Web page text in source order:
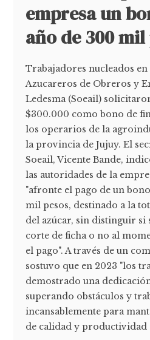
empresa un
año de 300 mil
Trabajadores nucleados
Azucareros de Obreros y
Ledesma (Soeail)
$300.000 como bono de
los operarios de la
la provincia de Jujuy. El
Soeail, Vicente Bande,
las autoridades de la
"afronte el pago de un
mil pesos, destinado a la
del azúcar, sin distinguir si
corte de ficha o no al
el pago". A través de un
sostuvo que en 2023 "los
demostrado una
superando obstáculos y
incansablemente para
de calidad y productividad